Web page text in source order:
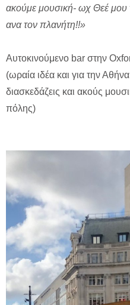
ακούμε μουσική- ωχ Θεέ μου
ανα τον πλανήτη!!»
Αυτοκινούμενο bar στην
(ωραία ιδέα και για την
διασκεδάζεις και ακούς
πόλης)